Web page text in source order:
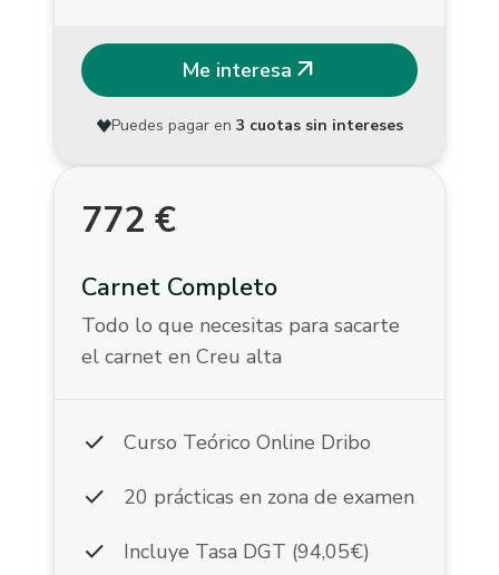
Me interesa arrow_outward
Puedes pagar en 3 cuotas sin intereses
772 €
Carnet Completo
Todo lo que necesitas para sacarte
el carnet en Creu alta
check Curso Teórico Online Dribo
check 20 prácticas en zona de examen
check Incluye Tasa DGT (94,05€)